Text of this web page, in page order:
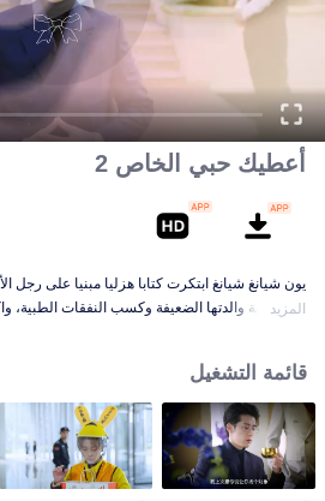
smooth and HD episodes
أعطيك حبي الخاص 2
يون شيانغ شيانغ ابتكرت كتابا هزليا مبنيا على
أجل رعاية والدتها الضعيفة وكسب النفقات
خطيبته!
المزيد
قائمة التشغيل